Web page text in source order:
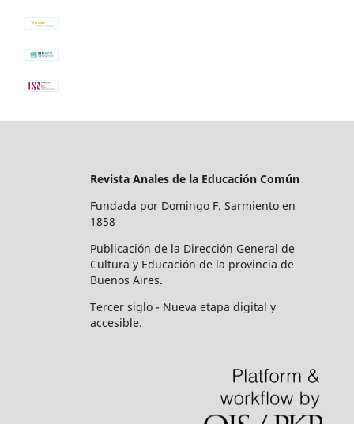
Revista Anales de la Educación Común
Fundada por Domingo F. Sarmiento en
1858
Publicación de la Dirección General de
Cultura y Educación de la provincia de
Buenos Aires.
Tercer siglo - Nueva etapa digital y
accesible.